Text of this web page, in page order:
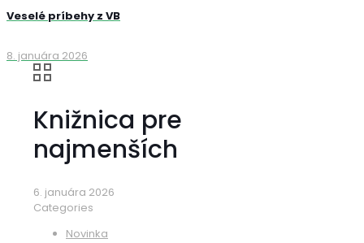
Veselé príbehy z VB
8. januára 2026
Knižnica pre
najmenších
6. januára 2026
Categories
Novinka